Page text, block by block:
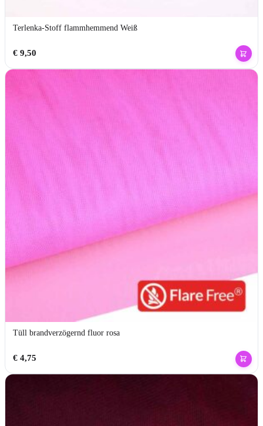
Terlenka-Stoff flammhemmend Weiß
€9,50
Tüll brandverzögernd fluor rosa
€4,75